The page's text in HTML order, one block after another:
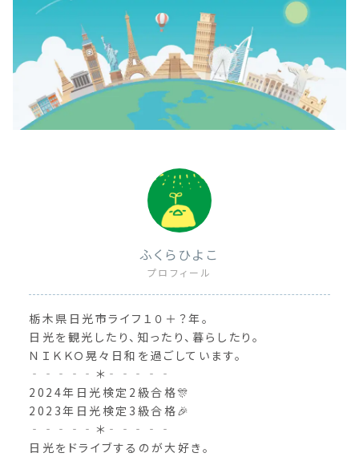
ふくらひよこ
プロフィール
栃木県日光市ライフ１０＋？年。
日光を観光したり、知ったり、暮らしたり。
ＮＩＫＫＯ晃々日和を過ごしています。
‐‐‐‐‐＊‐‐‐‐‐
2024年日光検定2級合格🎊
2023年日光検定3級合格🎉
‐‐‐‐‐＊‐‐‐‐‐
日光をドライブするのが大好き。